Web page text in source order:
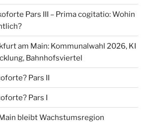
Pars III – Prima cogitatio: Wohin
am Main: Kommunalwahl 2026, KI
Bahnhofsviertel
Pars II
Pars I
bleibt Wachstumsregion